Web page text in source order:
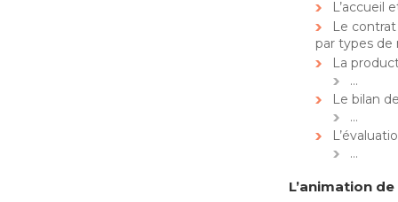
L’accueil
Le
par types de
La
…
Le bilan
…
…
L’animation